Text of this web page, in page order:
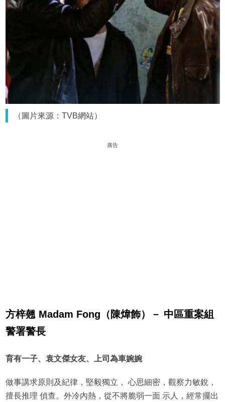
（圖片來源：TVB網站）
廣告
方梓翹 Madam Fong（ 陳煒飾）－ 中區重案組
警署警長
育有一子、 袁文傑女友、 上司為車婉婉
做事講求原則及紀律，堅毅獨立， 心思細密，觀察力敏銳，
擅長推理 偵查。外冷內熱，從不將脆弱一面 示人，經常擺出